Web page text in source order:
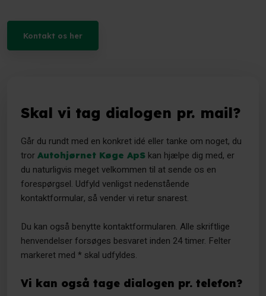
Kontakt os her​
Skal vi tag dialogen pr. mail?
Går du rundt med en konkret idé eller tanke om noget, du
tror Autohjørnet Køge ApSkan hjælpe dig med, er
du naturligvis meget velkommen til at sende os en
forespørgsel. Udfyld venligst nedenstående
kontaktformular, så vender vi retur snarest.
Du kan også benytte kontaktformularen. Alle skriftlige
henvendelser forsøges besvaret inden 24 timer. Felter
markeret med * skal udfyldes.
Vi kan også tage dialogen pr. telefon?